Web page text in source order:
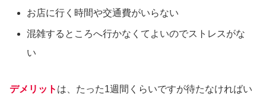
お店に行く時間や交通費がいらない
混雑するところへ行かなくてよいのでストレスがな
い
デメリット は、たった1週間くらいですが待たなければい